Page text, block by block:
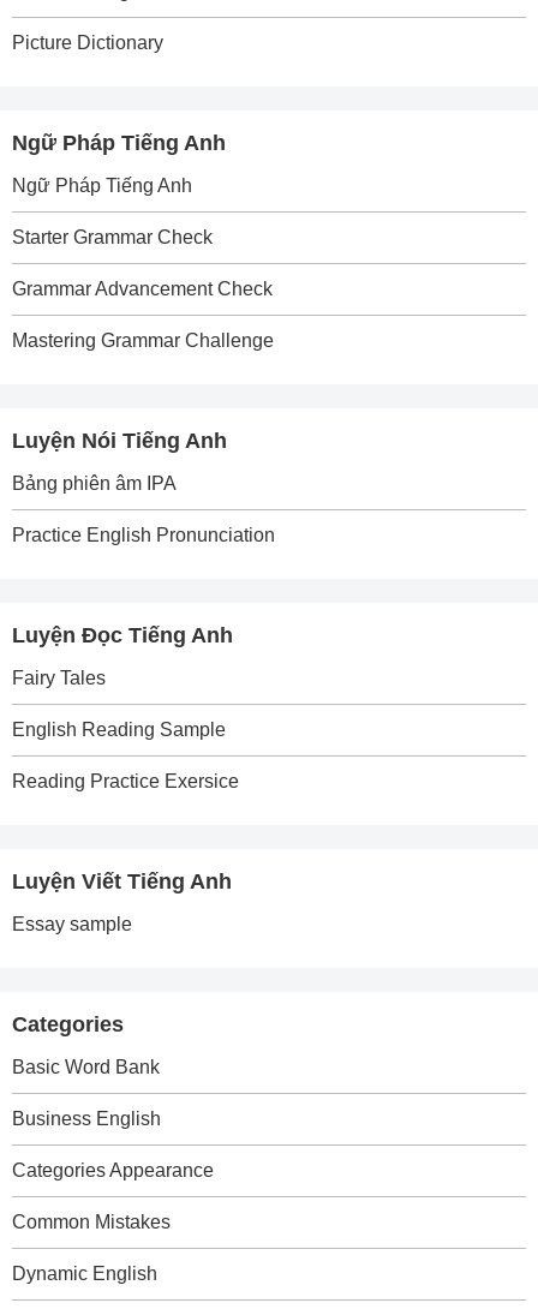
Picture Dictionary
Ngữ Pháp Tiếng Anh
Ngữ Pháp Tiếng Anh
Starter Grammar Check
Grammar Advancement Check
Mastering Grammar Challenge
Luyện Nói Tiếng Anh
Bảng phiên âm IPA
Practice English Pronunciation
Luyện Đọc Tiếng Anh
Fairy Tales
English Reading Sample
Reading Practice Exersice
Luyện Viết Tiếng Anh
Essay sample
Categories
Basic Word Bank
Business English
Categories Appearance
Common Mistakes
Dynamic English